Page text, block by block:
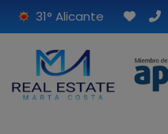
31° Alicante